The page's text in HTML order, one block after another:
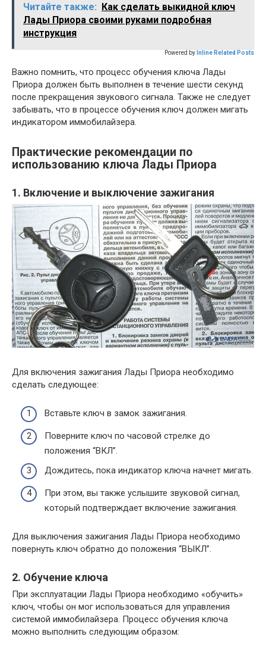
Читайте также: Как сделать выкидной ключ
Лады Приора своими руками подробная
инструкция
Powered by Inline Related Posts
Важно помнить, что процесс обучения ключа Лады
Приора должен быть выполнен в течение шести секунд
после прекращения звукового сигнала. Также не следует
забывать, что в процессе обучения ключ должен мигать
индикатором иммобилайзера.
Практические рекомендации по
использованию ключа Лады Приора
1. Включение и выключение зажигания
Для включения зажигания Лады Приора необходимо
сделать следующее:
Вставьте ключ в замок зажигания.
Поверните ключ по часовой стрелке до
положения “ВКЛ”.
Дождитесь, пока индикатор ключа начнет мигать.
При этом, вы также услышите звуковой сигнал,
который подтверждает включение зажигания.
Для выключения зажигания Лады Приора необходимо
повернуть ключ обратно до положения “ВЫКЛ”.
2. Обучение ключа
При эксплуатации Лады Приора необходимо «обучить»
ключ, чтобы он мог использоваться для управления
системой иммобилайзера. Процесс обучения ключа
можно выполнить следующим образом: